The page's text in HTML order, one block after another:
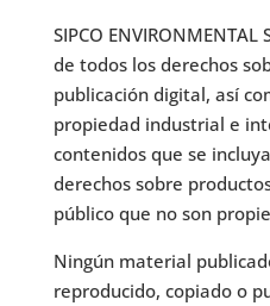
SIPCO
de todos los derechos
publicación digital, así
propiedad industrial e
contenidos que se
derechos sobre
público que no son
Ningún material
reproducido, copiado o